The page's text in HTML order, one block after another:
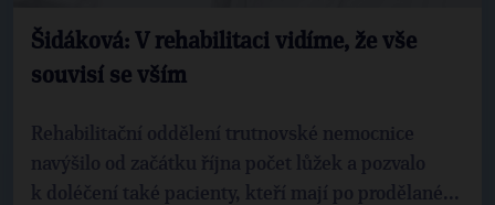
Šidáková: V rehabilitaci vidíme, že vše
souvisí se vším
Rehabilitační oddělení trutnovské nemocnice
navýšilo od začátku října počet lůžek a pozvalo
k doléčení také pacienty, kteří mají po prodělané...